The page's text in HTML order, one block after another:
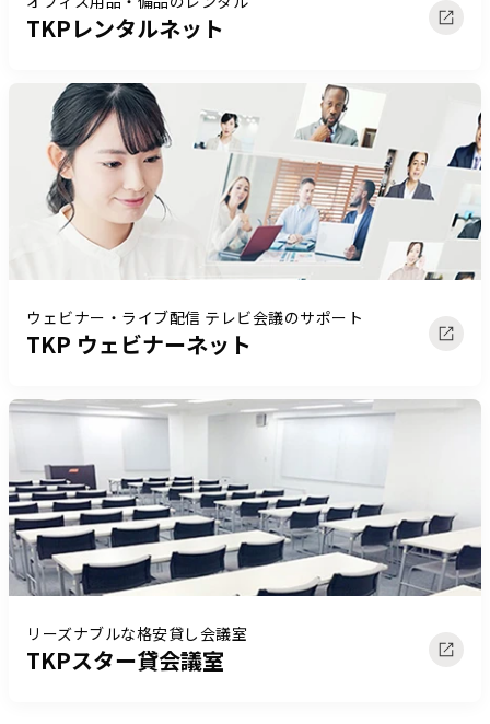
TKPレンタルネット
ウェビナー・ライブ配信 テレビ会議のサポート
TKP ウェビナーネット
リーズナブルな格安貸し会議室
TKPスター貸会議室